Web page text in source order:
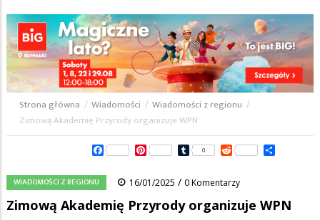
Ścieżka
nawigacyjna
Strona główna / Wiadomości / Wiadomości z regionu /
Zimową Akademię Przyrody organizuje WPN
FacebookPinterestTumblr
0 Reddit
WIADOMOŚCI Z REGIONU 16/01/2025 / 0 Komentarzy
Zimową Akademię Przyrody organizuje WPN